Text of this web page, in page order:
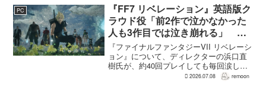
各プ...
PC
『FF7 リベレーション』英語版ク
ラウド役「前2作で泣かなかった
人も3作目では泣き崩れる」 浜
口Dも約40回泣いたクラウドの重
要場面に言及
『ファイナルファンタジーVII リベレーシ
ョン』について、ディレクターの浜口直
樹氏が、約40回プレイしても毎回涙した
というクラウドの重要な場面について語
2026.07.08 remoon